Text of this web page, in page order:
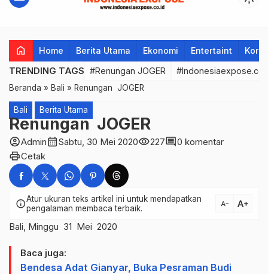
home Home Berita Utama Ekonomi Entertaint
TRENDING TAGS #Renungan JOGER
Beranda » Bali » Renungan JOGER
Bali Berita Utama
Renungan JOGER
account_circleAdmincalendar_monthSabtu, 30 Mei 2020visibility227comment0 komentar
printCetak
infoAtur ukuran teks artikel ini untuk mendapatkan
pengalaman membaca terbaik.
text_decrease text_increase
Bali, Minggu 31 Mei 2020
Baca juga:
Bendesa Adat Gianyar, Buka Pesraman Budi